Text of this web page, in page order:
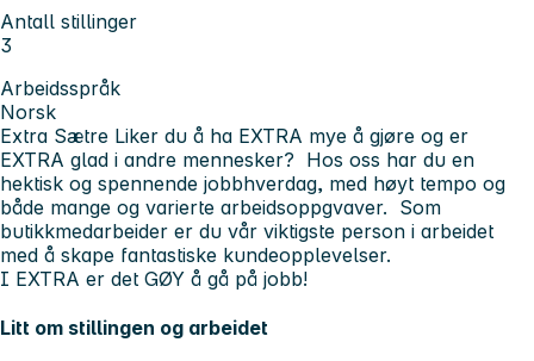
Antall stillinger
3
Arbeidsspråk
Norsk
Extra Sætre Liker du å ha EXTRA mye å gjøre og er
EXTRA glad i andre mennesker? Hos oss har du en
hektisk og spennende jobbhverdag, med høyt tempo og
både mange og varierte arbeidsoppgvaver. Som
butikkmedarbeider er du vår viktigste person i arbeidet
med å skape fantastiske kundeopplevelser.
I EXTRA er det GØY å gå på jobb!
Litt om stillingen og arbeidet